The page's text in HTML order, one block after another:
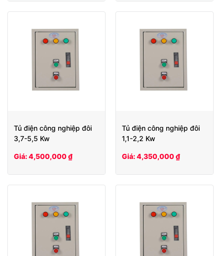
Tủ điện công nghiệp đôi
3,7-5,5 Kw
Giá: 4,500,000 ₫
Tủ điện công nghiệp đôi
1,1-2,2 Kw
Giá: 4,350,000 ₫